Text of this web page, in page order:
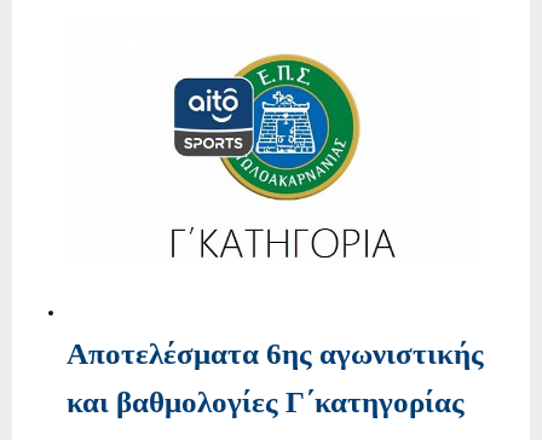
Αποτελέσματα 6ης αγωνιστικής
και βαθμολογίες Γ΄κατηγορίας